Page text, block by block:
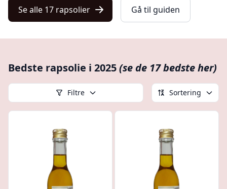
Se alle 17 rapsolier Gå til guiden
Bedste rapsolie i 2025(se de 17 bedste her)
Filtre Sortering